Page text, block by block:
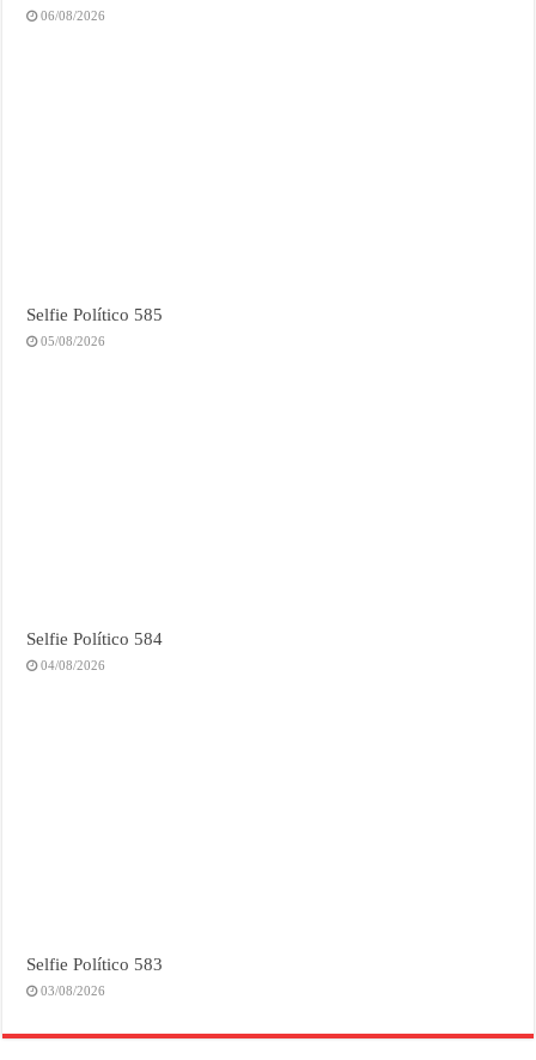
06/08/2026
Selfie Político 585
05/08/2026
Selfie Político 584
04/08/2026
Selfie Político 583
03/08/2026